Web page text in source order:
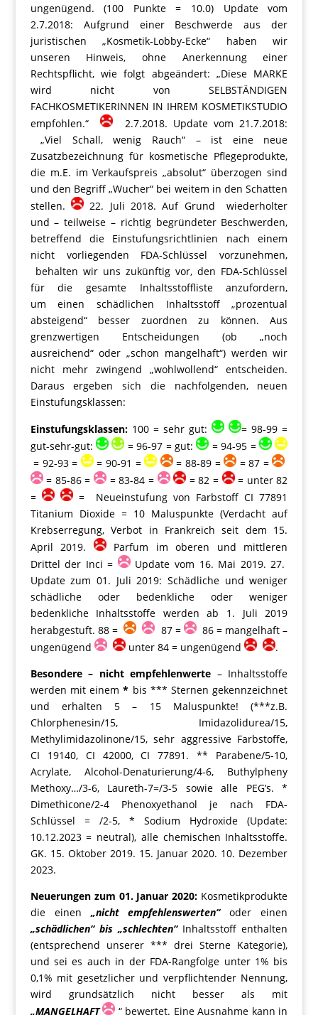
ungenügend. (100 Punkte = 10.0) Update vom
2.7.2018: Aufgrund einer Beschwerde aus der
juristischen „Kosmetik-Lobby-Ecke“ haben wir
unseren Hinweis, ohne Anerkennung einer
Rechtspflicht, wie folgt abgeändert: „Diese MARKE
wird nicht von SELBSTÄNDIGEN
FACHKOSMETIKERINNEN IN IHREM KOSMETIKSTUDIO
empfohlen.“
2.7.2018. Update vom 21.7.2018:
„Viel Schall, wenig Rauch“ – ist eine neue
Zusatzbezeichnung für kosmetische Pflegeprodukte,
die m.E. im Verkaufspreis „absolut“ überzogen sind
und den Begriff „Wucher“ bei weitem in den Schatten
stellen.
22. Juli 2018. Auf Grund wiederholter
und – teilweise – richtig begründeter Beschwerden,
betreffend die Einstufungsrichtlinien nach einem
nicht vorliegenden FDA-Schlüssel vorzunehmen,
behalten wir uns zukünftig vor, den FDA-Schlüssel
für die gesamte Inhaltsstoffliste anzufordern,
um einen schädlichen Inhaltsstoff „prozentual
absteigend“ besser zuordnen zu können. Aus
grenzwertigen Entscheidungen (ob „noch
ausreichend“ oder „schon mangelhaft“) werden wir
nicht mehr zwingend „wohlwollend“ entscheiden.
Daraus ergeben sich die nachfolgenden, neuen
Einstufungsklassen:
Einstufungsklassen:100 = sehr gut:
= 98-99 =
gut-sehr-gut:
= 96-97 = gut:
= 94-95 =
= 92-93 =
= 90-91 = = 88-89 =
= 87 =
= 85-86 =
= 83-84 = = 82 =
= unter 82
=
= Neueinstufung von Farbstoff CI 77891
Titanium Dioxide = 10 Maluspunkte (Verdacht auf
Krebserregung, Verbot in Frankreich seit dem 15.
April 2019.
Parfum im oberen und mittleren
Drittel der Inci =
Update vom 16. Mai 2019. 27.
Update zum 01. Juli 2019: Schädliche und weniger
schädliche oder bedenkliche oder weniger
bedenkliche Inhaltsstoffe werden ab 1. Juli 2019
herabgestuft. 88 =
87 =
86 = mangelhaft –
ungenügend
unter 84 = ungenügend
.
Besondere – nicht empfehlenwerte – Inhaltsstoffe
werden mit einem* bis *** Sternen gekennzeichnet
und erhalten 5 – 15 Maluspunkte! (***z.B.
Chlorphenesin/15, Imidazolidurea/15,
Methylimidazolinone/15, sehr aggressive Farbstoffe,
CI 19140, CI 42000, CI 77891. ** Parabene/5-10,
Acrylate, Alcohol-Denaturierung/4-6, Buthylpheny
Methoxy…/3-6, Laureth-7=/3-5 sowie alle PEG’s. *
Dimethicone/2-4 Phenoxyethanol je nach FDA-
Schlüssel = /2-5, * Sodium Hydroxide (Update:
10.12.2023 = neutral), alle chemischen Inhaltsstoffe.
GK. 15. Oktober 2019. 15. Januar 2020. 10. Dezember
2023.
Neuerungen zum 01. Januar 2020: Kosmetikprodukte
die einen „nicht empfehlenswerten“oder einen
„schädlichen“ bis „schlechten“Inhaltsstoff enthalten
(entsprechend unserer *** drei Sterne Kategorie),
und sei es auch in der FDA-Rangfolge unter 1% bis
0,1% mit gesetzlicher und verpflichtender Nennung,
wird grundsätzlich nicht besser als mit
„MANGELHAFT
“ bewertet. Eine Ausnahme kann in